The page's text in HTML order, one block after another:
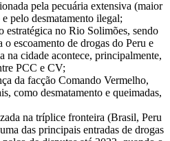
pela pecuária extensiva (maior
pelo desmatamento ilegal;
estratégica no Rio Solimões, sendo
escoamento de drogas do Peru e
na cidade acontece, principalmente,
PCC e CV;
da facção Comando Vermelho,
como desmatamento e queimadas,
na tríplice fronteira (Brasil, Peru
das principais entradas de drogas